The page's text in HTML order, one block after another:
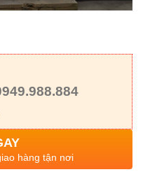
hàng tận nơi